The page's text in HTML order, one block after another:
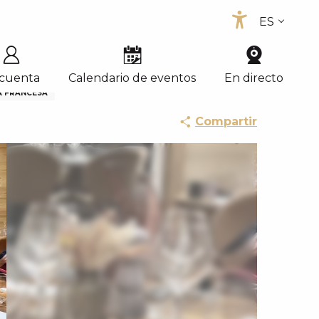
ES
FR
EN
Calendario de eventos En directo
FRANCESA
Compartir